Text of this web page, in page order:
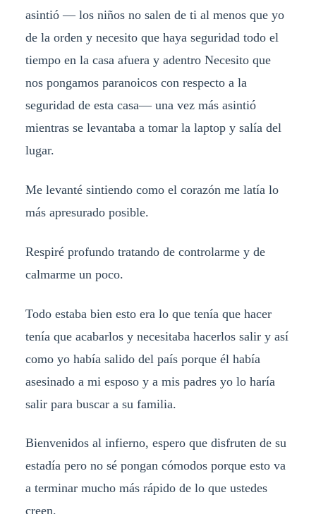
asintió — los niños no salen de ti al menos que yo
de la orden y necesito que haya seguridad todo el
tiempo en la casa afuera y adentro Necesito que
nos pongamos paranoicos con respecto a la
seguridad de esta casa— una vez más asintió
mientras se levantaba a tomar la laptop y salía del
lugar.
Me levanté sintiendo como el corazón me latía lo
más apresurado posible.
Respiré profundo tratando de controlarme y de
calmarme un poco.
Todo estaba bien esto era lo que tenía que hacer
tenía que acabarlos y necesitaba hacerlos salir y así
como yo había salido del país porque él había
asesinado a mi esposo y a mis padres yo lo haría
salir para buscar a su familia.
Bienvenidos al infierno, espero que disfruten de su
estadía pero no sé pongan cómodos porque esto va
a terminar mucho más rápido de lo que ustedes
creen.